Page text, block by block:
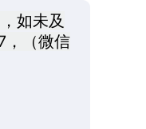
如未及
，（微信